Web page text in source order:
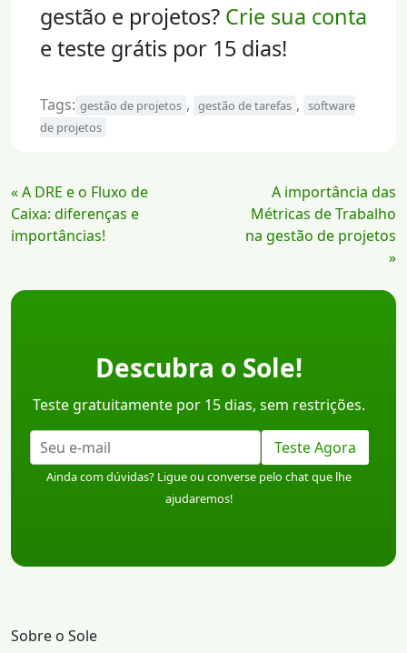
gestão e projetos? Crie sua conta
e teste grátis por 15 dias!
Tags: gestão de projetos , gestão de tarefas , software
de projetos
Continue
Lendo
« A DRE e o Fluxo de
Caixa: diferenças e
importâncias!
A importância das
Métricas de Trabalho
na gestão de projetos
»
Descubra o Sole!
Teste gratuitamente por 15 dias, sem restrições.
Teste Agora
Ainda com dúvidas? Ligue ou converse pelo chat que lhe
ajudaremos!
Sobre o Sole